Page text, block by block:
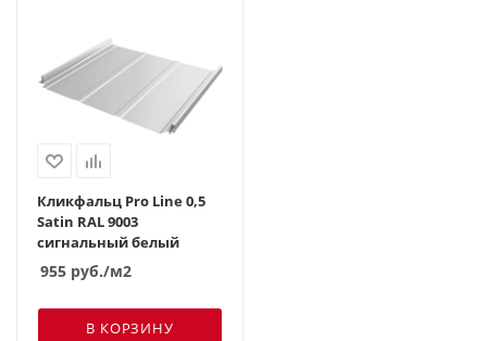
Кликфальц Pro Line 0,5
Satin RAL 9003
сигнальный белый
955 руб./м2
В КОРЗИНУ